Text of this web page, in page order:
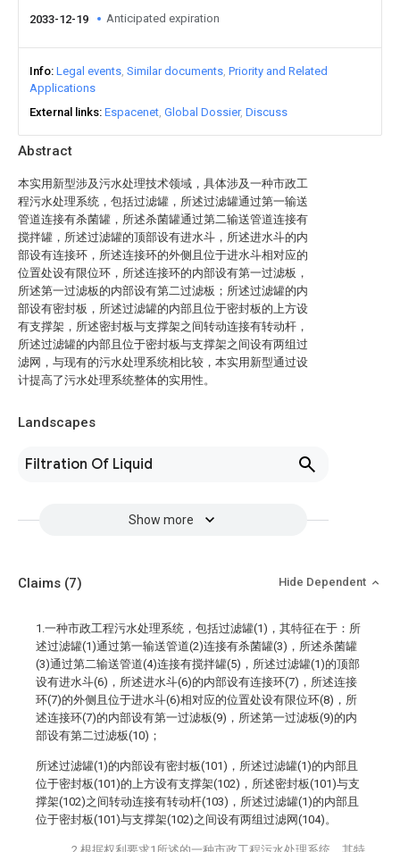
Abstract
本实用新型涉及污水处理技术领域，具体涉及一种市政工
程污水处理系统，包括过滤罐，所述过滤罐通过第一输送
管道连接有杀菌罐，所述杀菌罐通过第二输送管道连接有
搅拌罐，所述过滤罐的顶部设有进水斗，所述进水斗的内
部设有连接环，所述连接环的外侧且位于进水斗相对应的
位置处设有限位环，所述连接环的内部设有第一过滤板，
所述第一过滤板的内部设有第二过滤板；所述过滤罐的内
部设有密封板，所述过滤罐的内部且位于密封板的上方设
有支撑架，所述密封板与支撑架之间转动连接有转动杆，
所述过滤罐的内部且位于密封板与支撑架之间设有两组过
滤网，与现有的污水处理系统相比较，本实用新型通过设
计提高了污水处理系统整体的实用性。
Landscapes
Filtration Of Liquid
Show more
2033-12-19 Anticipated expiration
Info Legal events Similar documents Priority and Related
Applications
External links Espacenet Global Dossier Discuss
Claims (7) Hide Dependent
1.一种市政工程污水处理系统，包括过滤罐(1)，其特征在于：所
述过滤罐(1)通过第一输送管道(2)连接有杀菌罐(3)，所述杀菌罐
(3)通过第二输送管道(4)连接有搅拌罐(5)，所述过滤罐(1)的顶部
设有进水斗(6)，所述进水斗(6)的内部设有连接环(7)，所述连接
环(7)的外侧且位于进水斗(6)相对应的位置处设有限位环(8)，所
述连接环(7)的内部设有第一过滤板(9)，所述第一过滤板(9)的内
部设有第二过滤板(10)；
所述过滤罐(1)的内部设有密封板(101)，所述过滤罐(1)的内部且
位于密封板(101)的上方设有支撑架(102)，所述密封板(101)与支
撑架(102)之间转动连接有转动杆(103)，所述过滤罐(1)的内部且
位于密封板(101)与支撑架(102)之间设有两组过滤网(104)。